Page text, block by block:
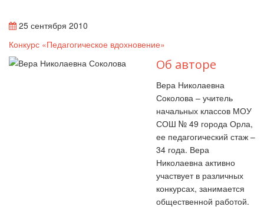
25 сентября 2010
Конкурс «Педагогическое вдохновение»
Об авторе
Вера Николаевна
Соколова – учитель
начальных классов МОУ
СОШ № 49 города Орла,
ее педагогический стаж –
34 года. Вера
Николаевна активно
участвует в различных
конкурсах, занимается
общественной работой.